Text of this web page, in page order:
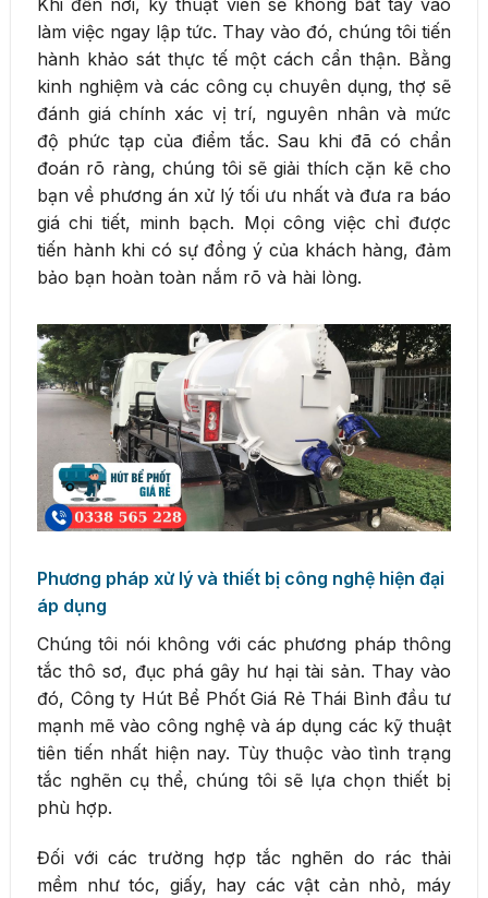
làm việc ngay lập tức. Thay vào đó, chúng tôi tiến
hành khảo sát thực tế một cách cẩn thận. Bằng
kinh nghiệm và các công cụ chuyên dụng, thợ sẽ
đánh giá chính xác vị trí, nguyên nhân và mức
độ phức tạp của điểm tắc. Sau khi đã có chẩn
đoán rõ ràng, chúng tôi sẽ giải thích cặn kẽ cho
bạn về phương án xử lý tối ưu nhất và đưa ra báo
giá chi tiết, minh bạch. Mọi công việc chỉ được
tiến hành khi có sự đồng ý của khách hàng, đảm
bảo bạn hoàn toàn nắm rõ và hài lòng.
Phương pháp xử lý và thiết bị công nghệ hiện đại
áp dụng
Chúng tôi nói không với các phương pháp thông
tắc thô sơ, đục phá gây hư hại tài sản. Thay vào
đó, Công ty Hút Bể Phốt Giá Rẻ Thái Bình đầu tư
mạnh mẽ vào công nghệ và áp dụng các kỹ thuật
tiên tiến nhất hiện nay. Tùy thuộc vào tình trạng
tắc nghẽn cụ thể, chúng tôi sẽ lựa chọn thiết bị
phù hợp.
Đối với các trường hợp tắc nghẽn do rác thải
mềm như tóc, giấy, hay các vật cản nhỏ, máy